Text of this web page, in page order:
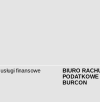
usługi finansowe
BIURO
PODATKOWE
BURCON